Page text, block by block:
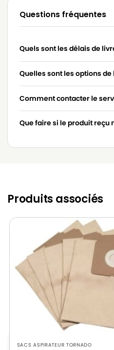
Questions fréquentes
Quels sont les délais de
Quelles sont les options de
Comment contacter le
Que faire si le produit reçu
Produits associés
SACS ASPIRATEUR TORNADO